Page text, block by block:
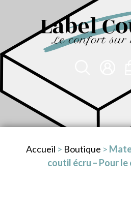
Accueil > Boutique >
coutil écru – Pour